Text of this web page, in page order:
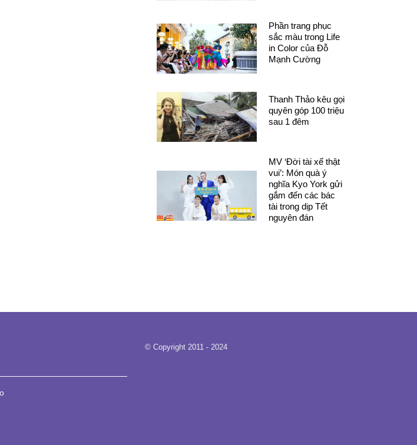
Phần trang phục
sắc màu trong Life
in Color của Đỗ
Mạnh Cường
Thanh Thảo kêu gọi
quyên góp 100 triệu
sau 1 đêm
MV ‘Đời tài xế thật
vui’: Món quà ý
nghĩa Kyo York gửi
gắm đến các bác
tài trong dịp Tết
nguyên đán
© Copyright 2011 - 2024